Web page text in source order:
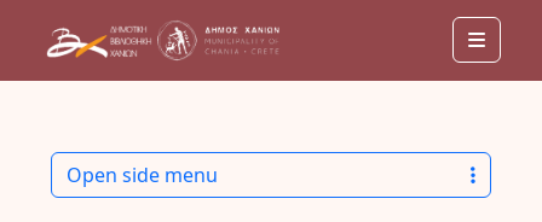
Menu
Open side menu